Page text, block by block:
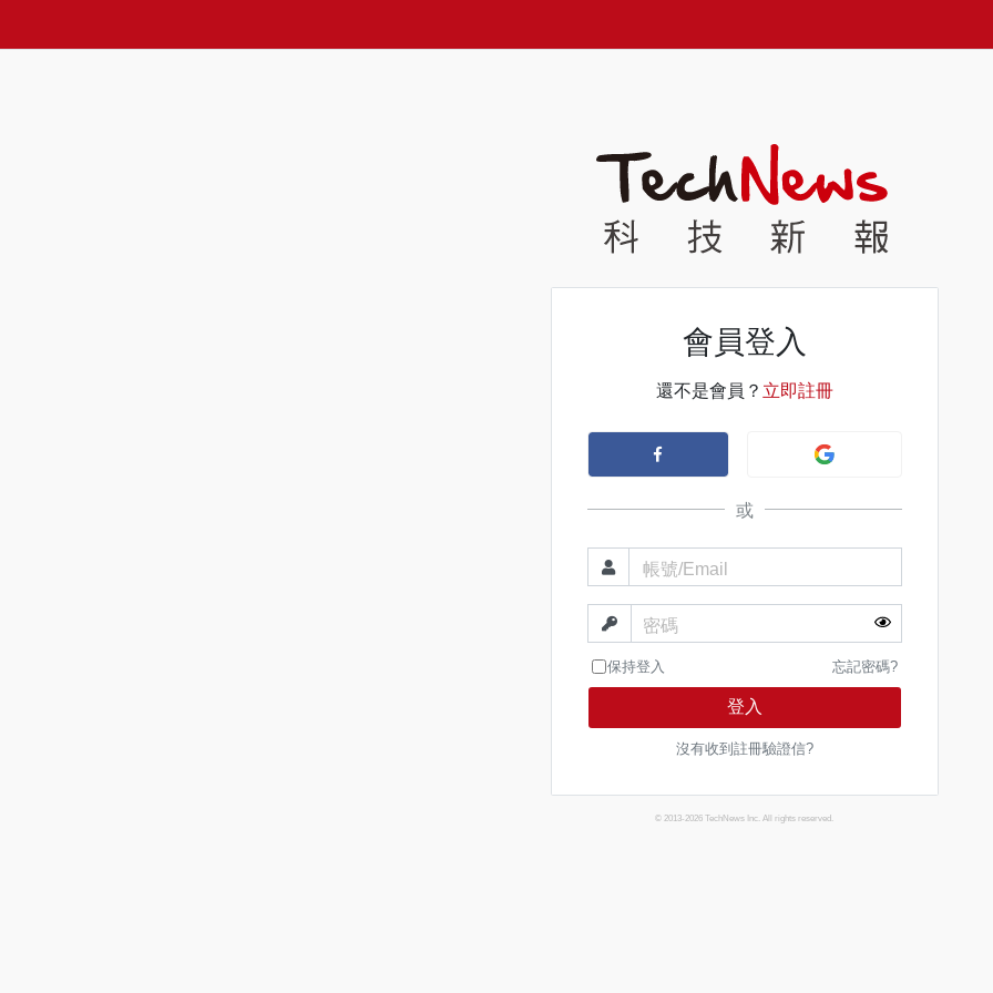
會員登入
還不是會員？ 立即註冊
或
帳號/Email
密碼
保持登入 忘記密碼?
登入
沒有收到註冊驗證信?
© 2013-2026 TechNews Inc. All rights reserved.